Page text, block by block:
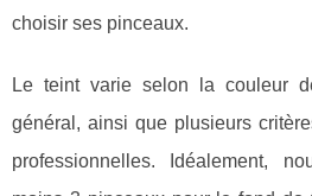
choisir ses pinceaux.
Le teint varie selon la couleur
général, ainsi que plusieurs
professionnelles. Idéalement,